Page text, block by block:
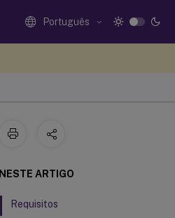
Português
NESTE ARTIGO
Requisitos